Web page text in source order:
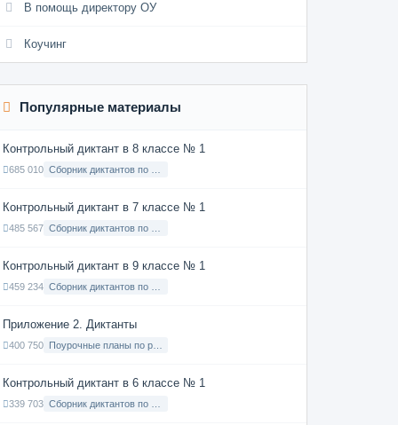
В помощь директору ОУ
Коучинг
Популярные материалы
Контрольный диктант в 8 классе № 1
685 010
Контрольный диктант в 7 классе № 1
485 567
Контрольный диктант в 9 классе № 1
459 234
Приложение 2. Диктанты
400 750
Контрольный диктант в 6 классе № 1
339 703